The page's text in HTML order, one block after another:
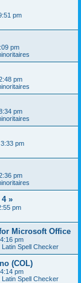
pm
pm
pm
pm
pm
pm
»
pm
Microsoft Office
pm
Spell Checker
(COL)
pm
Spell Checker